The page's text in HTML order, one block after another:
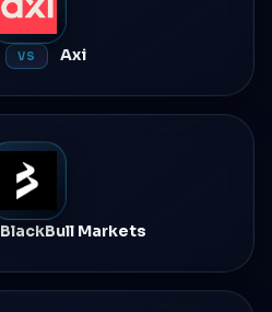
VS Axi
BlackBull Markets